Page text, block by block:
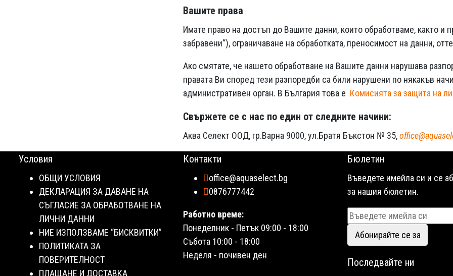
Вашите права
Имате право на достъп до Вашите данни, които обработваме, както и
забравени“), ограничаване на обработката, преносимост на данни,
Ако смятате, че нашето обработване на Вашите данни нарушава
правата Ви според тези разпоредби са били нарушени по някакъв
административен орган. В България това е Комисията за защита на
Свържете се с нас по един от следните начини:
Аква Селект ООД, гр.Варна 9000, ул.Братя Бъкстон № 35,
Условия
ОБЩИ УСЛОВИЯ
ДЕКЛАРАЦИЯ ЗА ДАВАНЕ НА
СЪГЛАСИЕ ЗА ОБРАБОТВАНЕ НА
ЛИЧНИ ДАННИ
НИЕ ИЗПОЛЗВАМЕ “БИСКВИТКИ”
ПОЛИТИКАТА ЗА
ПОВЕРИТЕЛНОСТ
ПЛАЩАНЕ И ДОСТАВКА
Контакти
office@aquaselect.bg
0876777442
Работно време:
Понеделник - Петък 09:00 - 18:00
Събота 10:00 - 18:00
Неделя - почивен ден
Бюлетин
Въведете имейла си и се
за нашия бюлетин.
Абонирайте се за
Последвайте ни